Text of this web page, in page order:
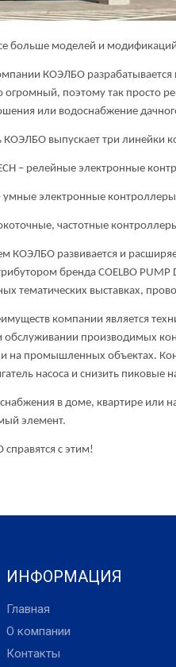
больше моделей и
КОЭЛБО разрабатывается и
огромный, поэтому так просто
или водоснабжение
КОЭЛБО выпускает три линейки
– релейные электронные
умные электронные
частотные
развивается и расширяет
бренда COELBO PUMP
тематических выставках,
компании является
обслуживании производимых
на промышленных объектах.
насоса и снизить
в доме, квартире или на
элемент.
справятся с этим!
ИНФОРМАЦИЯ
Главная
О компании
Контакты